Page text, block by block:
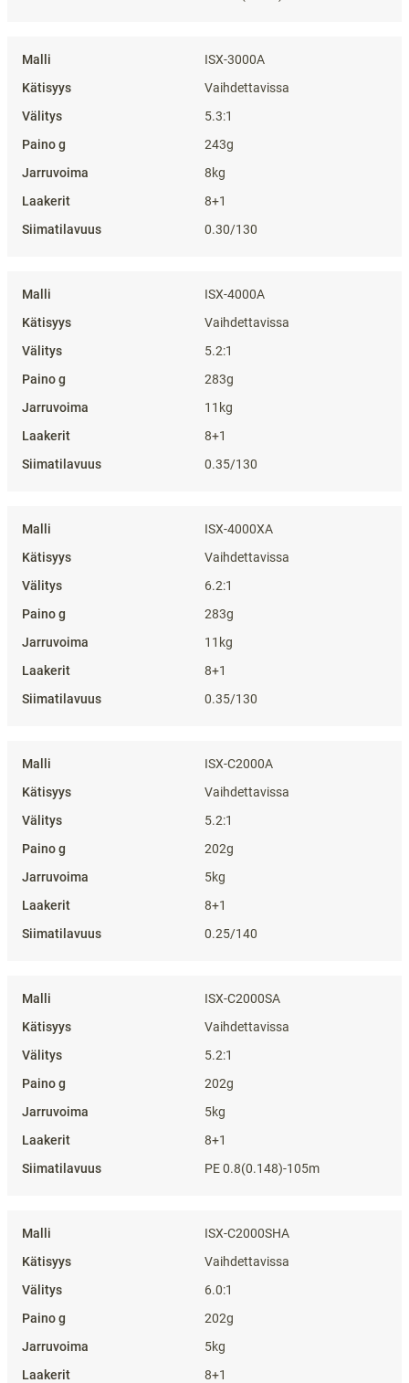
ISX-3000A
Vaihdettavissa
5.3:1
243g
8kg
8+1
0.30/130
ISX-4000A
Vaihdettavissa
5.2:1
283g
11kg
8+1
0.35/130
ISX-4000XA
Vaihdettavissa
6.2:1
283g
11kg
8+1
0.35/130
ISX-C2000A
Vaihdettavissa
5.2:1
202g
5kg
8+1
0.25/140
ISX-C2000SA
Vaihdettavissa
5.2:1
202g
5kg
8+1
PE 0.8(0.148)-105m
ISX-C2000SHA
Vaihdettavissa
6.0:1
202g
5kg
8+1